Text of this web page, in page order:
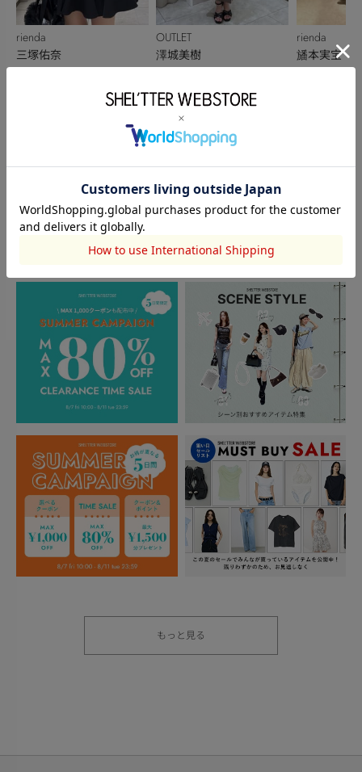
rienda
三塚佑奈
158cm
OUTLET
澤城美樹
162cm
rienda
旙本実宝
152cm
このアイテムを見た人がチェックしている商品
もっと見る